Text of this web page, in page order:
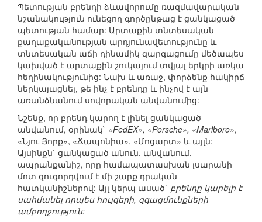
Պետության բրենդի ձևավորումը ռազմավարական
նշանակություն ունեցող գործընթաց է ցանկացած
պետության համար: Արտաքին տնտեսական
քաղաքականության արդյունավետությունը և
տնտեսական աճի դինամիկ զարգացումը մեծապես
կախված է արտաքին շուկայում տվյալ երկրի առկա
հեղինակությունից: Նախ և առաջ, փորձենք հակիրճ
ներկայացնել, թե ինչ է բրենդը և ինչով է այն
առանձնանում սովորական անվանումից:
Նշենք, որ բրենդ կարող է լինել ցանկացած
անվանում, օրինակ` «FedEX», «Porsche», «Marlboro»,
«Նյու Յորք», «Ճապոնիա», «Մոցարտ» և այլն:
Այսինքն` ցանկացած անուն, անվանում,
ապրանքանիշ, որը համապատասխան լսարանի
մոտ զուգորդվում է մի շարք դրական
հատկանիշներով: Այլ կերպ ասած` բրենդը կարելի է
սահմանել որպես հույզերի, զգացմունքների
ամբողջություն: